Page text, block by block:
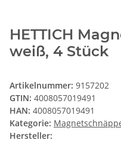
HETTICH
weiß, 4 Stück
Artikelnummer: 9157202
GTIN: 4008057019491
HAN: 4008057019491
Kategorie:
Hersteller: